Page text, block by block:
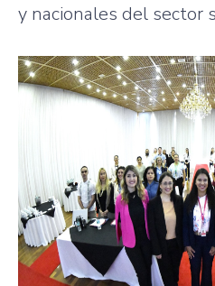
y nacionales del sector